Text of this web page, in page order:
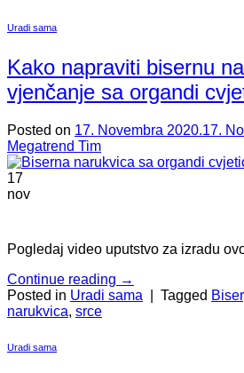
Uradi sama
Kako napraviti bisernu
vjenčanje sa organdi
Posted on 17. Novembra 2020.17.
Megatrend Tim
17
nov
Pogledaj video uputstvo za izradu
Continue reading →
Posted in Uradi sama Tagged Biser
narukvica, srce
Uradi sama